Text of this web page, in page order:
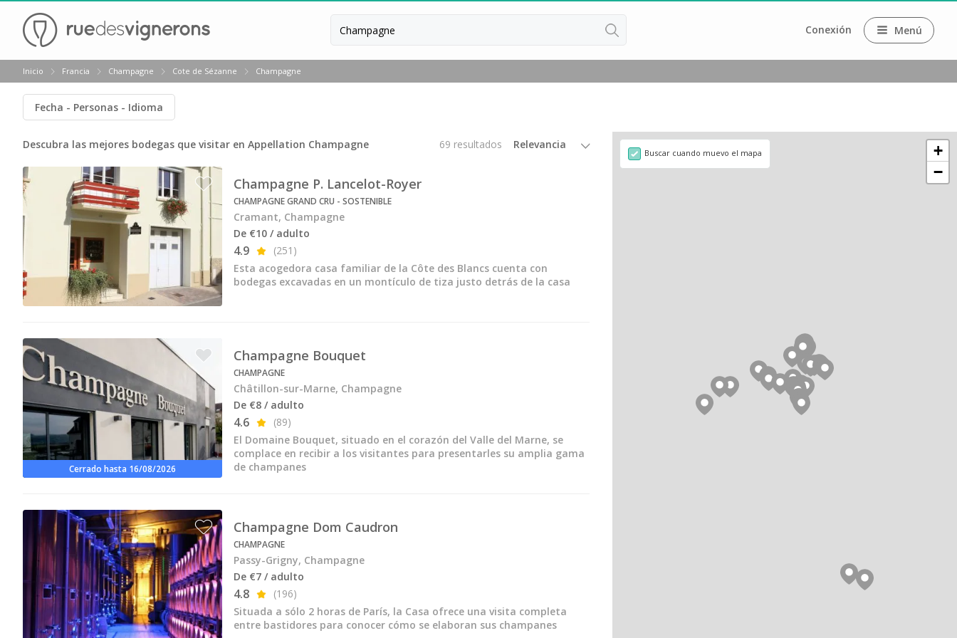
Conexión Menú
Volver
Bodegas y cata de vinos Alsacia
Bodegas y cata de vinos Beaujolais
Bodegas y cata de vinos Borgoña
Bodegas y cata de vinos Bordeaux
Destilerías y cata de calvados
Bodegas y cata de champagne
Bodegas y cata de vinos Jura
Bodegas y cata de vinos Languedoc Rosellón
Destilerias de ron Martinica
Bodegas y cata de vinos Savoie
Bodegas y cata de vinos Sudoeste Francia
Bodegas y cata de vinos Valle del Loira
Bodegas y cata de vinos Valle del Ródano
Bodegas y cata de vinos Carcassonne
Bodegas y cata de vinos Narbona
Bodegas y cata de vinos Nimes
Bodegas y cata de vinos Reims
Bodegas y cata de vinos Saint Emilion
Inicio Francia Champagne Cote de Sézanne Champagne
Fecha Personas Idioma
Descubra las mejores bodegas que visitar en Appellation Champagne 69 resultados
Champagne P. Lancelot-Royer
CHAMPAGNE GRAND CRU - SOSTENIBLE
Cramant, Champagne
De €10 / adulto
4.9
(251)
Esta acogedora casa familiar de la Côte des Blancs cuenta con
bodegas excavadas en un montículo de tiza justo detrás de la casa
Champagne Bouquet
CHAMPAGNE
Châtillon-sur-Marne, Champagne
De €8 / adulto
4.6
(89)
El Domaine Bouquet, situado en el corazón del Valle del Marne, se
complace en recibir a los visitantes para presentarles su amplia gama
de champanes
Cerrado hasta 16/08/2026
Champagne Dom Caudron
CHAMPAGNE
Passy-Grigny, Champagne
De €7 / adulto
4.8
(196)
Situada a sólo 2 horas de París, la Casa ofrece una visita completa
entre bastidores para conocer cómo se elaboran sus champanes
+
−
Buscar cuando muevo el mapa